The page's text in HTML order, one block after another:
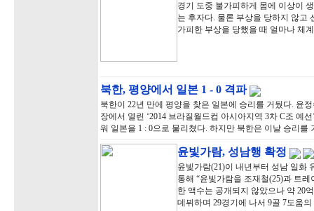
경기 도중 불가피하게 몸에 이상이
는 후자다. 물론 부상을 당하지 않고
가피한 부상을 당했을 때 얼마나 체
북한, 평양에서 일본 1 - 0 격파
북한이 22년 만에 평양을 찾은 일본에 승리를 거뒀다. 윤
장에서 열린 ‘2014 브라질월드컵 아시아지역 3차 C조 예
워 일본을 1 : 0으로 물리쳤다. 하지만 북한은 이날 승리
윤빛가람, 성남행 확정
윤빛가람(21)이 내년부터 성남 일화
통해 “윤빛가람을 조재철(25)과 트
한 액수는 공개되지 않았으나 약 20
데뷔하며 29경기에 나서 9골 7도움